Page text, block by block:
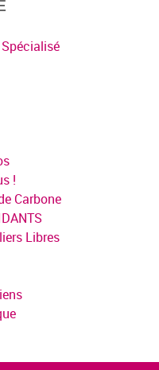
!
Carbone
Libres